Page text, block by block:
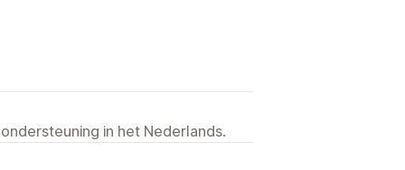
in het Nederlands.